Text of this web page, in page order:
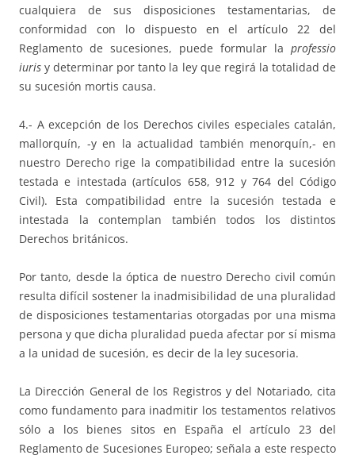
cualquiera de sus disposiciones testamentarias, de
conformidad con lo dispuesto en el artículo 22 del
Reglamento de sucesiones, puede formular la professio
iuris y determinar por tanto la ley que regirá la totalidad de
su sucesión mortis causa.
4.- A excepción de los Derechos civiles especiales catalán,
mallorquín, -y en la actualidad también menorquín,- en
nuestro Derecho rige la compatibilidad entre la sucesión
testada e intestada (artículos 658, 912 y 764 del Código
Civil). Esta compatibilidad entre la sucesión testada e
intestada la contemplan también todos los distintos
Derechos británicos.
Por tanto, desde la óptica de nuestro Derecho civil común
resulta difícil sostener la inadmisibilidad de una pluralidad
de disposiciones testamentarias otorgadas por una misma
persona y que dicha pluralidad pueda afectar por sí misma
a la unidad de sucesión, es decir de la ley sucesoria.
La Dirección General de los Registros y del Notariado, cita
como fundamento para inadmitir los testamentos relativos
sólo a los bienes sitos en España el artículo 23 del
Reglamento de Sucesiones Europeo; señala a este respecto